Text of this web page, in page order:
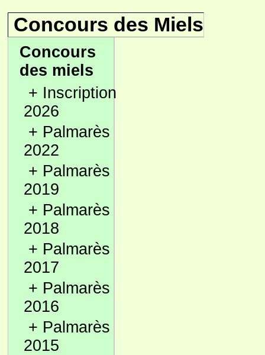
Concours des Miels
Concours
des miels
+ Inscription
2026
+ Palmarès
2022
+ Palmarès
2019
+ Palmarès
2018
+ Palmarès
2017
+ Palmarès
2016
+ Palmarès
2015